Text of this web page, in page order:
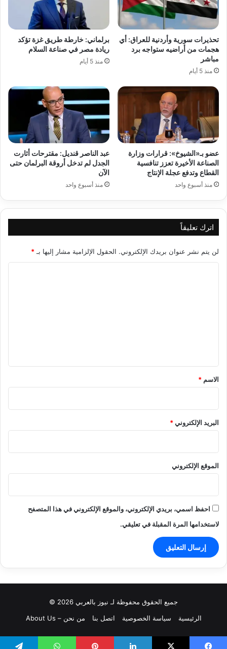
تحذيرات سورية وأردنية للعراق: أي
هجمات من أراضيه ستواجه برد
مباشر
منذ 5 أيام
برلماني: خارطة طريق غزة تؤكد
ريادة مصر في صناعة السلام
منذ 5 أيام
عضو بـ«الشيوخ»: قرارات وزارة
الصناعة الأخيرة تعزز تنافسية
القطاع وتدفع عجلة الإنتاج
منذ أسبوع واحد
عبد الناصر قنديل: مقترحات أثارت
الجدل لم تدخل أروقة البرلمان حتى
الآن
منذ أسبوع واحد
اترك تعليقاً
لن يتم نشر عنوان بريدك الإلكتروني. الحقول الإلزامية مشار إليها بـ*
*
الاسم *
البريد الإلكتروني*
الموقع الإلكتروني
احفظ اسمي، بريدي الإلكتروني، والموقع الإلكتروني في هذا المتصفح
لاستخدامها المرة المقبلة في تعليقي.
جميع الحقوق محفوظة لـ نيوز بالعربي 2026 ©
الرئيسية
سياسة الخصوصية اتصل بنا من نحن – About Us